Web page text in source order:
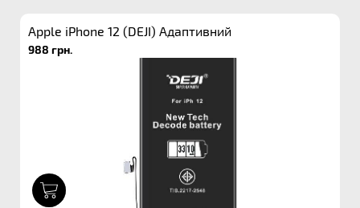
Apple iPhone 12 (DEJI) Адаптивний
988 грн.